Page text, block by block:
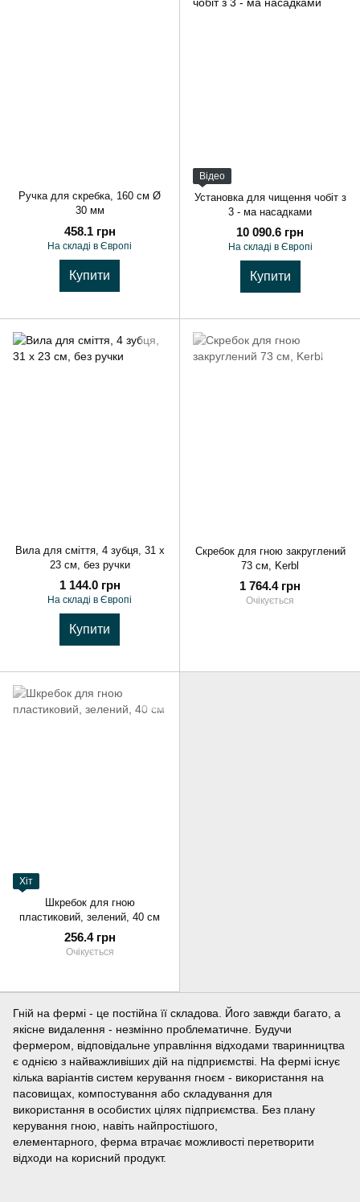
Ручка для скребка, 160 см Ø
30 мм
458.1 грн
На складі в Європі
Купити
Відео
Установка для чищення чобіт з
3 - ма насадками
10 090.6 грн
На складі в Європі
Купити
Вила для сміття, 4 зубця, 31 х
23 см, без ручки
1 144.0 грн
На складі в Європі
Купити
Скребок для гною закруглений
73 см, Kerbl
1 764.4 грн
Очікується
Хіт
Шкребок для гною
пластиковий, зелений, 40 см
256.4 грн
Очікується
Гній на фермі - це постійна її складова. Його завжди багато, а
якісне видалення - незмінно проблематичне. Будучи
фермером, відповідальне управління відходами тваринництва
є однією з найважливіших дій на підприємстві. На фермі існує
кілька варіантів систем керування гноєм - використання на
пасовищах, компостування або складування для
використання в особистих цілях підприємства. Без плану
керування гною, навіть найпростішого,
елементарного, ферма втрачає можливості перетворити
відходи на корисний продукт.